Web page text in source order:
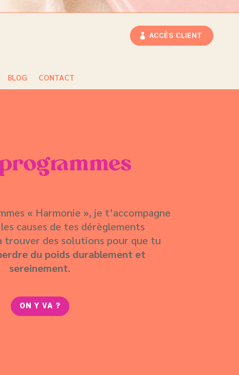
ACCÈS CLIENT
BLOG CONTACT
« Harmonie », je t’accompagne
causes de tes dérèglements
trouver des solutions pour que tu
du poids durablement et
sereinement.
ON Y VA ?